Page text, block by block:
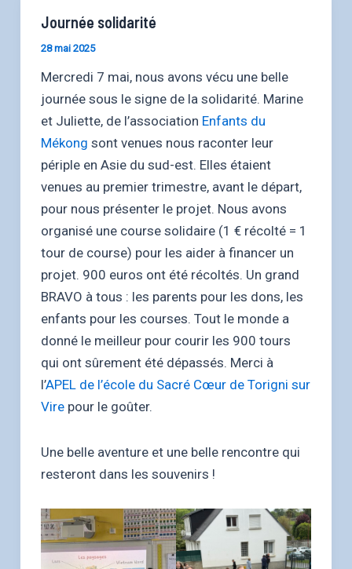
Journée solidarité
28 mai 2025
Mercredi 7 mai, nous avons vécu une belle
journée sous le signe de la solidarité. Marine
et Juliette, de l’association Enfants du
Mékong sont venues nous raconter leur
périple en Asie du sud-est. Elles étaient
venues au premier trimestre, avant le départ,
pour nous présenter le projet. Nous avons
organisé une course solidaire (1 € récolté = 1
tour de course) pour les aider à financer un
projet. 900 euros ont été récoltés. Un grand
BRAVO à tous : les parents pour les dons, les
enfants pour les courses. Tout le monde a
donné le meilleur pour courir les 900 tours
qui ont sûrement été dépassés. Merci à
l’APEL de l’école du Sacré Cœur de Torigni sur
Virepour le goûter.
Une belle aventure et une belle rencontre qui
resteront dans les souvenirs !